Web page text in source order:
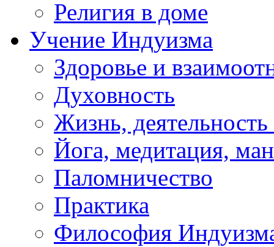
Религия в доме
Учение Индуизма
Здоровье и
Духовность
Жизнь, деятельность
Йога, медитация,
Паломничество
Практика
Философия